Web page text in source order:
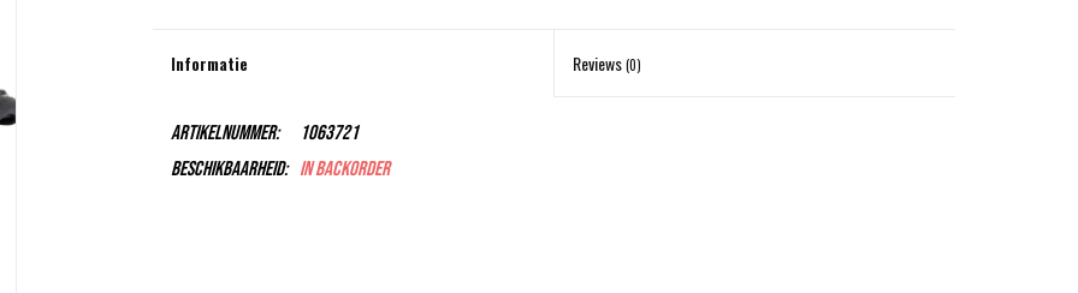
Informatie Reviews(0)
Artikelnummer:
1063721
Beschikbaarheid: In backorder